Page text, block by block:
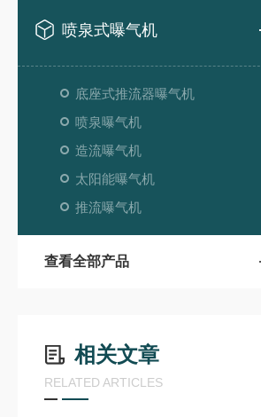
喷泉式曝气机
底座式推流器曝气机
喷泉曝气机
造流曝气机
太阳能曝气机
推流曝气机
查看全部产品
相关文章
RELATED ARTICLES